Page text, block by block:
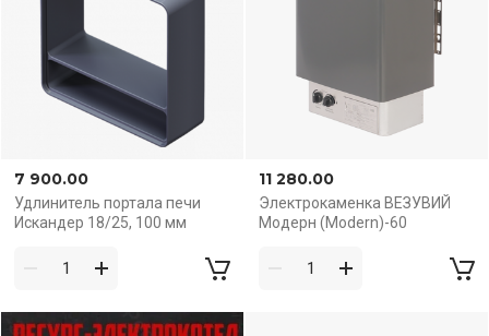
7 900.00
Удлинитель портала печи
Искандер 18/25, 100 мм
11 280.00
Электрокаменка ВЕЗУВИЙ
Модерн (Modern)-60